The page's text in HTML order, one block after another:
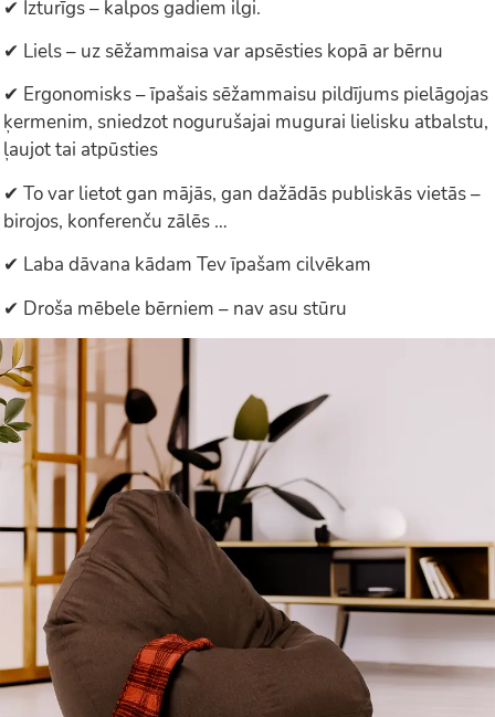
✔ Izturīgs – kalpos gadiem ilgi.
✔ Liels – uz sēžammaisa var apsēsties kopā ar bērnu
✔ Ergonomisks – īpašais sēžammaisu pildījums pielāgojas
ķermenim, sniedzot nogurušajai mugurai lielisku atbalstu,
ļaujot tai atpūsties
✔ To var lietot gan mājās, gan dažādās publiskās vietās –
birojos, konferenču zālēs …
✔ Laba dāvana kādam Tev īpašam cilvēkam
✔ Droša mēbele bērniem – nav asu stūru